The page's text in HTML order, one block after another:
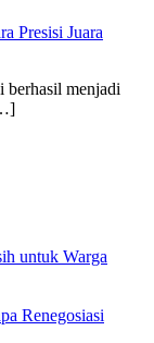
Presisi Juara
berhasil menjadi
untuk Warga
Renegosiasi